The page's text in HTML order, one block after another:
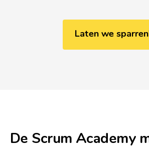
Laten we
De Scrum Academy